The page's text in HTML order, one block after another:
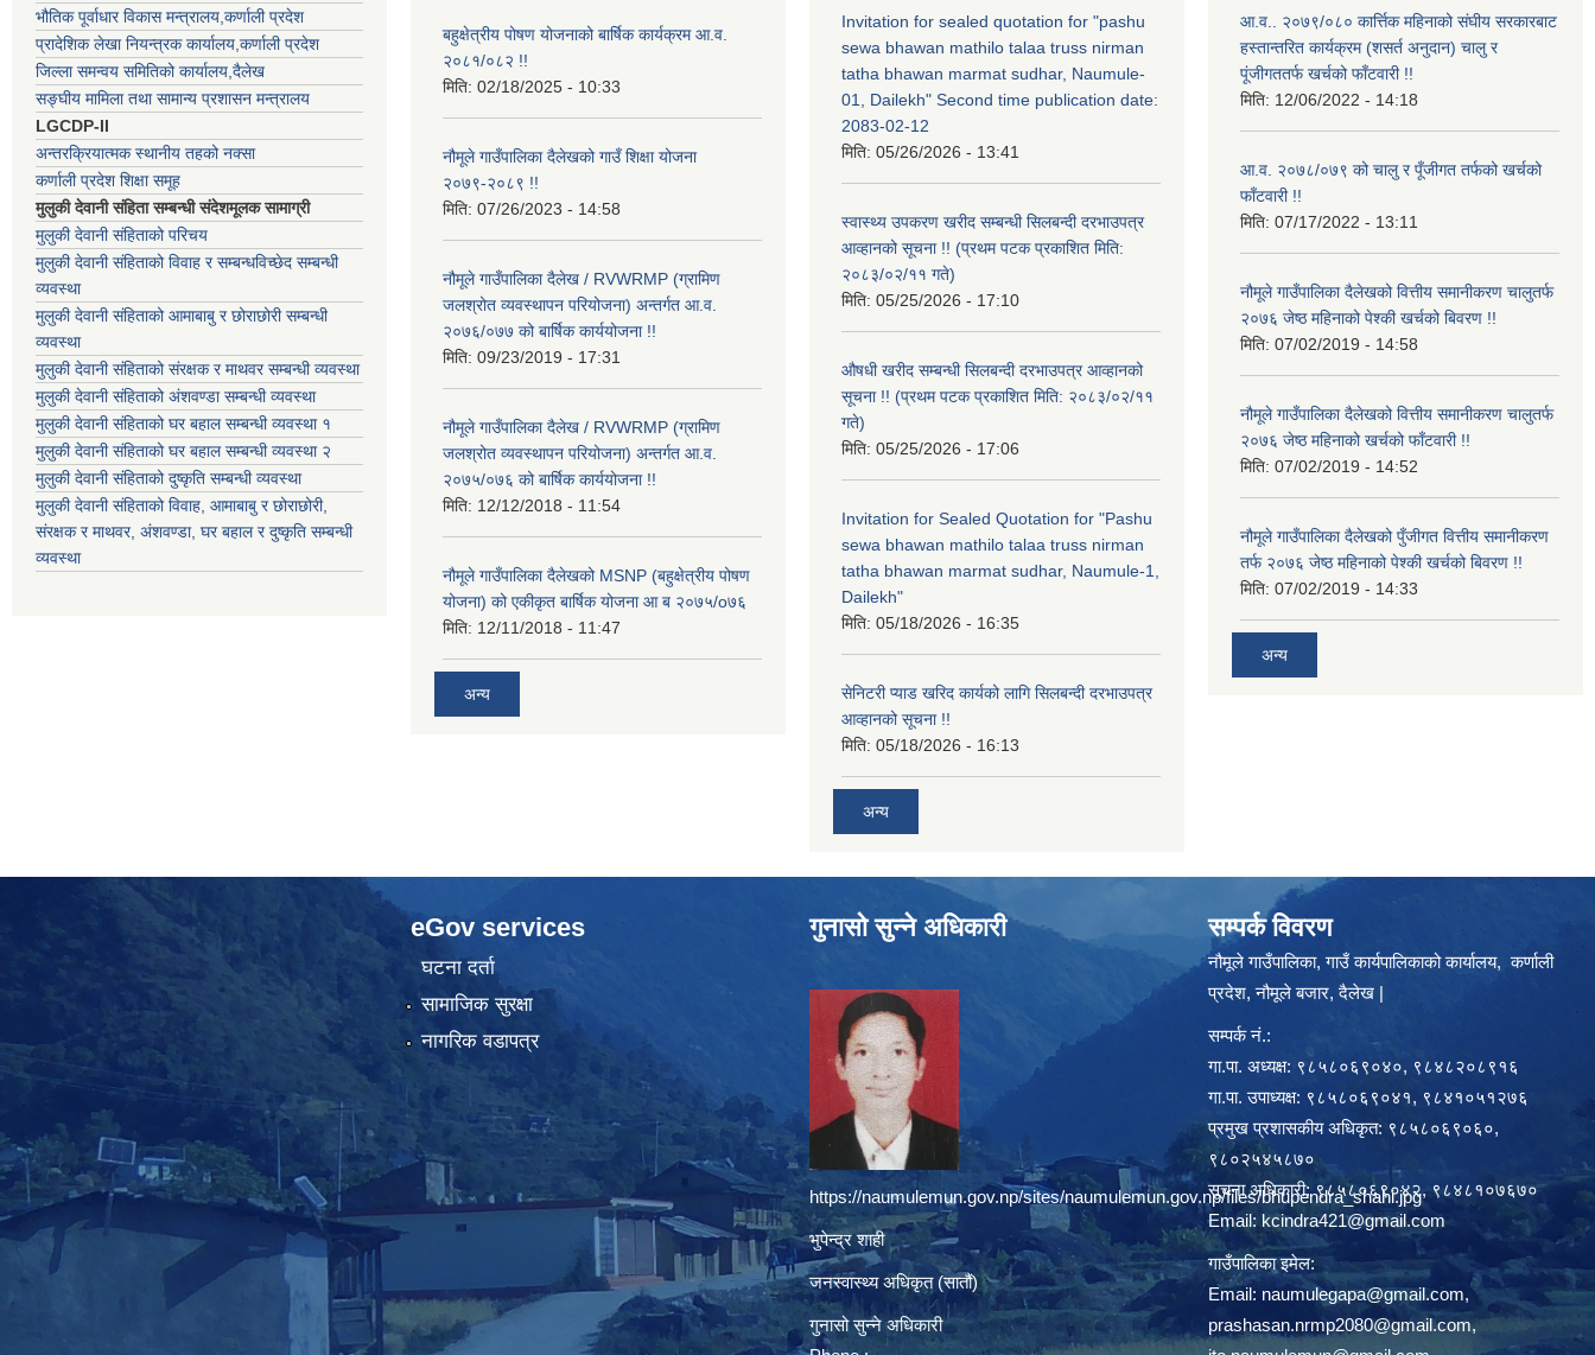
भौतिक पूर्वाधार विकास मन्त्रालय,कर्णाली प्रदेश
प्रादेशिक लेखा नियन्त्रक कार्यालय,कर्णाली प्रदेश
जिल्ला समन्वय समितिको कार्यालय,दैलेख
सङ्घीय मामिला तथा सामान्य प्रशासन मन्त्रालय
LGCDP-II
अन्तरक्रियात्मक स्थानीय तहको नक्सा
कर्णाली प्रदेश शिक्षा समूह
मुलुकी देवानी संहिता सम्बन्धी संदेशमूलक सामाग्री
मुलुकी देवानी संहिताको परिचय
मुलुकी देवानी संहिताको विवाह र सम्बन्धविच्छेद सम्बन्धी
व्यवस्था
मुलुकी देवानी संहिताको आमाबाबु र छोराछोरी सम्बन्धी
व्यवस्था
मुलुकी देवानी संहिताको संरक्षक र माथवर सम्बन्धी व्यवस्था
मुलुकी देवानी संहिताको अंशवण्डा सम्बन्धी व्यवस्था
मुलुकी देवानी संहिताको घर बहाल सम्बन्धी व्यवस्था १
मुलुकी देवानी संहिताको घर बहाल सम्बन्धी व्यवस्था २
मुलुकी देवानी संहिताको दुष्कृति सम्बन्धी व्यवस्था
मुलुकी देवानी संहिताको विवाह, आमाबाबु र छोराछोरी,
संरक्षक र माथवर, अंशवण्डा, घर बहाल र दुष्कृति सम्बन्धी
व्यवस्था
बहुक्षेत्रीय पोषण योजनाको बार्षिक कार्यक्रम आ.व.
२०८१/०८२ !!
मिति: 02/18/2025 - 10:33
नौमूले गाउँपालिका दैलेखको गाउँ शिक्षा योजना
२०७९-२०८९ !!
मिति: 07/26/2023 - 14:58
नौमूले गाउँपालिका दैलेख / RVWRMP (ग्रामिण
जलश्रोत व्यवस्थापन परियोजना) अन्तर्गत आ.व.
२०७६/०७७ को बार्षिक कार्ययोजना !!
मिति: 09/23/2019 - 17:31
नौमूले गाउँपालिका दैलेख / RVWRMP (ग्रामिण
जलश्रोत व्यवस्थापन परियोजना) अन्तर्गत आ.व.
२०७५/०७६ को बार्षिक कार्ययोजना !!
मिति: 12/12/2018 - 11:54
नौमूले गाउँपालिका दैलेखको MSNP (बहुक्षेत्रीय पोषण
योजना) को एकीकृत बार्षिक योजना आ ब २०७५/o७६
मिति: 12/11/2018 - 11:47
अन्य
Invitation for sealed quotation for "pashu
sewa bhawan mathilo talaa truss nirman
tatha bhawan marmat sudhar, Naumule-
01, Dailekh" Second time publication date:
2083-02-12
मिति: 05/26/2026 - 13:41
स्वास्थ्य उपकरण खरीद सम्बन्धी सिलबन्दी दरभाउपत्र
आव्हानको सूचना !! (प्रथम पटक प्रकाशित मिति:
२०८३/०२/११ गते)
मिति: 05/25/2026 - 17:10
औषधी खरीद सम्बन्धी सिलबन्दी दरभाउपत्र आव्हानको
सूचना !! (प्रथम पटक प्रकाशित मिति: २०८३/०२/११
गते)
मिति: 05/25/2026 - 17:06
Invitation for Sealed Quotation for "Pashu
sewa bhawan mathilo talaa truss nirman
tatha bhawan marmat sudhar, Naumule-1,
Dailekh"
मिति: 05/18/2026 - 16:35
सेनिटरी प्याड खरिद कार्यको लागि सिलबन्दी दरभाउपत्र
आव्हानको सूचना !!
मिति: 05/18/2026 - 16:13
अन्य
आ.व.. २०७९/०८० कार्त्तिक महिनाको संघीय सरकारबाट
हस्तान्तरित कार्यक्रम (शसर्त अनुदान) चालु र
पूंजीगततर्फ खर्चको फाँटवारी !!
मिति: 12/06/2022 - 14:18
आ.व. २०७८/०७९ को चालु र पूँजीगत तर्फको खर्चको
फाँटवारी !!
मिति: 07/17/2022 - 13:11
नौमूले गाउँपालिका दैलेखको वित्तीय समानीकरण चालुतर्फ
२०७६ जेष्ठ महिनाको पेश्की खर्चको बिवरण !!
मिति: 07/02/2019 - 14:58
नौमूले गाउँपालिका दैलेखको वित्तीय समानीकरण चालुतर्फ
२०७६ जेष्ठ महिनाको खर्चको फाँटवारी !!
मिति: 07/02/2019 - 14:52
नौमूले गाउँपालिका दैलेखको पुँजीगत वित्तीय समानीकरण
तर्फ २०७६ जेष्ठ महिनाको पेश्की खर्चको बिवरण !!
मिति: 07/02/2019 - 14:33
अन्य
eGov services
घटना दर्ता
सामाजिक सुरक्षा
नागरिक वडापत्र
गुनासो सुन्ने अधिकारी
https://naumulemun.gov.np/sites/naumulemun.gov.np/files/bhupendra_shahi.jpg
भुपेन्द्र शाही
जनस्वास्थ्य अधिकृत (सातौं)
गुनासो सुन्ने अधिकारी
सम्पर्क विवरण
नौमूले गाउँपालिका, गाउँ कार्यपालिकाको कार्यालय, कर्णाली
प्रदेश, नौमूले बजार, दैलेख |
सम्पर्क नं.:
गा.पा. अध्यक्ष: ९८५८०६९०४०, ९८४८२०८९१६
गा.पा. उपाध्यक्ष: ९८५८०६९०४१, ९८४१०५१२७६
प्रमुख प्रशासकीय अधिकृत: ९८५८०६९०६०,
९८०२५४५८७०
सूचना अधिकारी: ९८५८०६९०४२, ९८४८१०७६७०
Email:kcindra421@gmail.com
गाउँपालिका इमेल:
Email: naumulegapa@gmail.com,
prashasan.nrmp2080@gmail.com,